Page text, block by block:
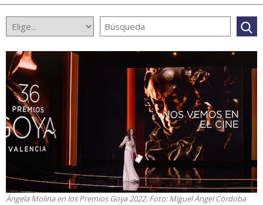
Ángela Molina en los Premios Goya 2022. Foto: Miguel Ángel Córdoba